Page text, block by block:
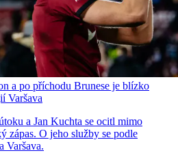
a po příchodu Brunese je blízko
Varšava
a Jan Kuchta se ocitl mimo
zápas. O jeho služby se podle
Varšava.